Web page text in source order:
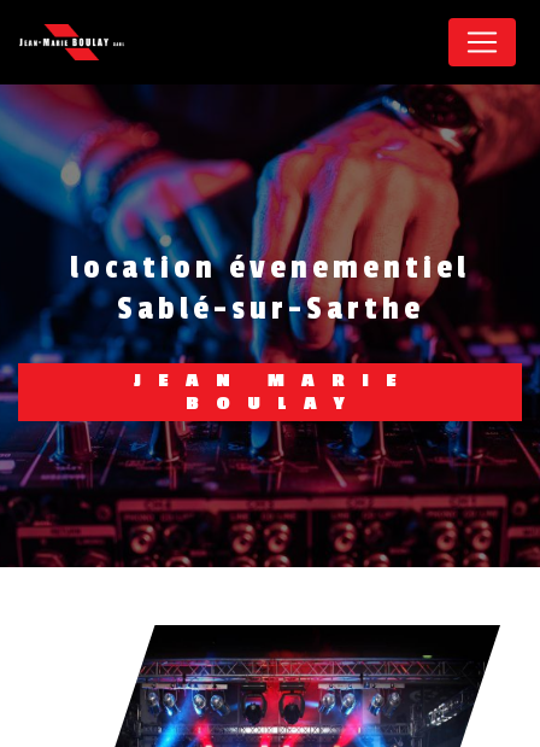
location évenementiel
Sablé-sur-Sarthe
JEAN MARIE
BOULAY